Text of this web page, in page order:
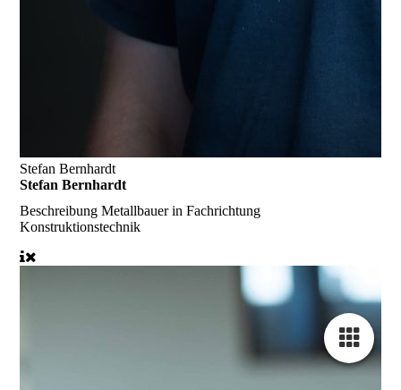
Stefan Bernhardt
Stefan Bernhardt
BeschreibungMetallbauer in Fachrichtung
Konstruktionstechnik